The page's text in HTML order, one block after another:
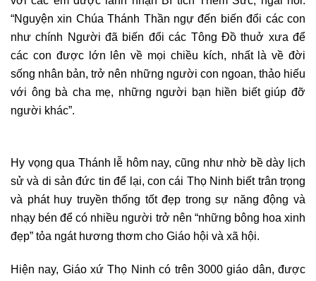
“Nguyện xin Chúa Thánh Thần ngự đến biến đổi các con
như chính Người đã biến đổi các Tông Đồ thuở xưa để
các con được lớn lên về mọi chiều kích, nhất là về đời
sống nhân bản, trở nên những người con ngoan, thảo hiếu
với ông bà cha mẹ, những người bạn hiền biết giúp đỡ
người khác”.
Hy vọng qua Thánh lễ hôm nay, cũng như nhờ bề dày lịch
sử và di sản đức tin để lại, con cái Thọ Ninh biết trân trọng
và phát huy truyền thống tốt đẹp trong sự năng động và
nhạy bén để có nhiều người trở nên “những bông hoa xinh
đẹp” tỏa ngát hương thơm cho Giáo hội và xã hội.
Hiện nay, Giáo xứ Thọ Ninh có trên 3000 giáo dân, được